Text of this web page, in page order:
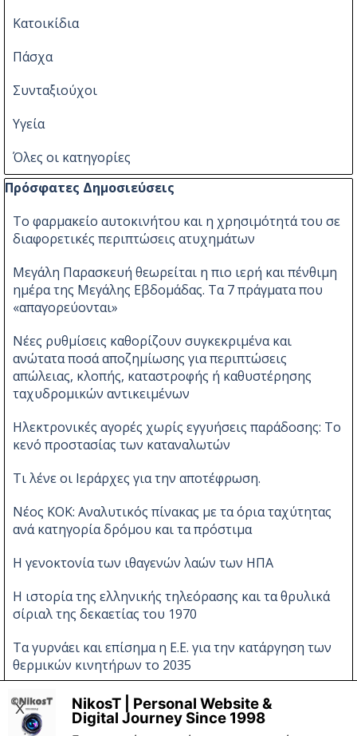
Κατοικίδια
Πάσχα
Συνταξιούχοι
Υγεία
Όλες οι κατηγορίες
Παράλειψη μπλόκ Πρόσφατες Δημοσιεύσεις
Πρόσφατες Δημοσιεύσεις
Το φαρμακείο αυτοκινήτου και η χρησιμότητά του σε
διαφορετικές περιπτώσεις ατυχημάτων
Μεγάλη Παρασκευή θεωρείται η πιο ιερή και πένθιμη
ημέρα της Μεγάλης Εβδομάδας. Τα 7 πράγματα που
«απαγορεύονται»
Νέες ρυθμίσεις καθορίζουν συγκεκριμένα και
ανώτατα ποσά αποζημίωσης για περιπτώσεις
απώλειας, κλοπής, καταστροφής ή καθυστέρησης
ταχυδρομικών αντικειμένων
Ηλεκτρονικές αγορές χωρίς εγγυήσεις παράδοσης: Το
κενό προστασίας των καταναλωτών
Τι λένε οι Ιεράρχες για την αποτέφρωση.
Νέος ΚΟΚ: Αναλυτικός πίνακας με τα όρια ταχύτητας
ανά κατηγορία δρόμου και τα πρόστιμα
Η γενοκτονία των ιθαγενών λαών των ΗΠΑ
Η ιστορία της ελληνικής τηλεόρασης και τα θρυλικά
σίριαλ της δεκαετίας του 1970
Τα γυρνάει και επίσημα η Ε.Ε. για την κατάργηση των
θερμικών κινητήρων το 2035
Νέες αλλαγές στον ΚΟΚ
NikosT | Personal Website &
Digital Journey Since 1998
X